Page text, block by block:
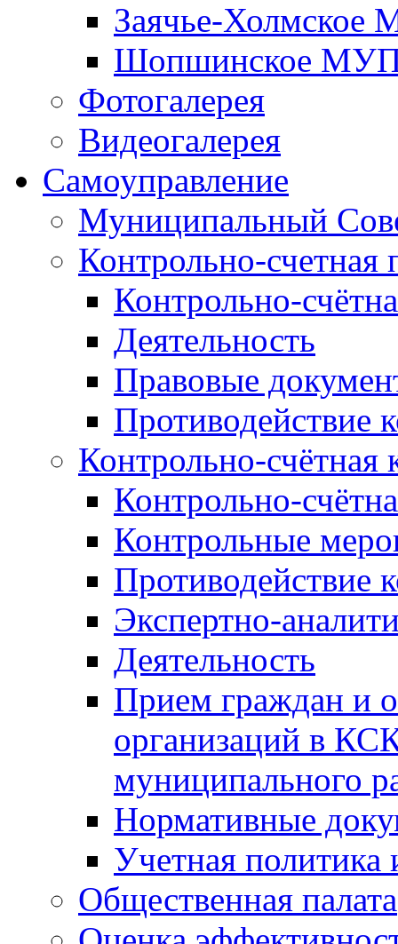
Заячье-
Шопшинское
Фотогалерея
Видеогалерея
Самоуправление
Муниципальный
Контрольно-счетная
Контрольно-
Деятельность
Правовые
Противодействие
Контрольно-счётная
Контрольно-
Контрольные
Противодействие
Экспертно-
Деятельность
Прием граждан и
организаций в
муниципального
Нормативные
Учетная политика
Общественная палата